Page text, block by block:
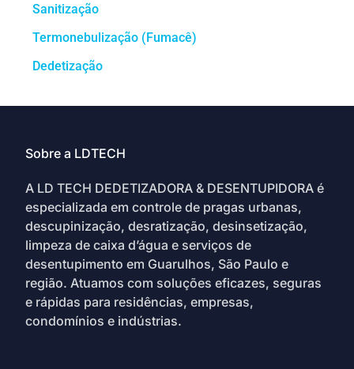
Sanitização
Termonebulização (Fumacê)
Dedetização
Sobre a LDTECH
A LD TECH DEDETIZADORA & DESENTUPIDORA é
especializada em controle de pragas urbanas,
descupinização, desratização, desinsetização,
limpeza de caixa d’água e serviços de
desentupimento em Guarulhos, São Paulo e
região. Atuamos com soluções eficazes, seguras
e rápidas para residências, empresas,
condomínios e indústrias.